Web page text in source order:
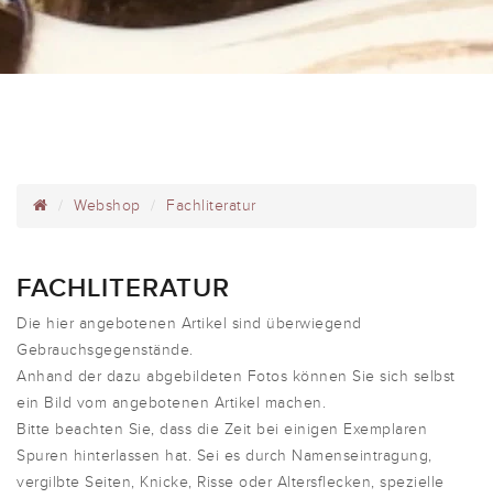
Webshop Fachliteratur
FACHLITERATUR
Die hier angebotenen Artikel sind überwiegend
Gebrauchsgegenstände.
Anhand der dazu abgebildeten Fotos können Sie sich selbst
ein Bild vom angebotenen Artikel machen.
Bitte beachten Sie, dass die Zeit bei einigen Exemplaren
Spuren hinterlassen hat. Sei es durch Namenseintragung,
vergilbte Seiten, Knicke, Risse oder Altersflecken, spezielle